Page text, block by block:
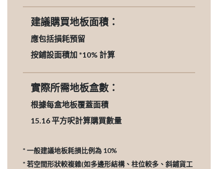
建議購買地板面積：
應包括損耗預留
按鋪設面積加 *10% 計算
實際所需地板盒數：
根據每盒地板覆蓋面積
15.16平方呎計算購買數量
* 一般建議地板耗損比例為 10%
* 若空間形狀較複雜(如多邊形結構、柱位較多、斜鋪貨工